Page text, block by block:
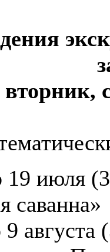
июля (3
саванна»
августа